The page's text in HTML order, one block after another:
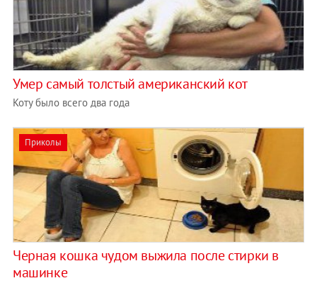
Умер самый толстый американский кот
Коту было всего два года
Приколы
Черная кошка чудом выжила после стирки в
машинке